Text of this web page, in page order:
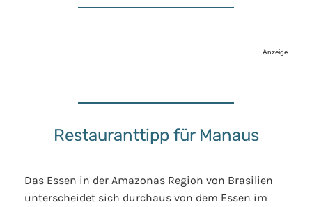
Anzeige
Restauranttipp für Manaus
Das Essen in der Amazonas Region von Brasilien
unterscheidet sich durchaus von dem Essen im